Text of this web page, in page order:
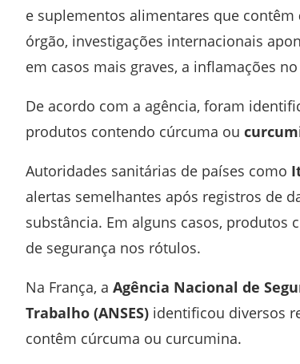
e suplementos alimentares que contêm
órgão, investigações internacionais
em casos mais graves, a inflamações
De acordo com a agência, foram
produtos contendo cúrcuma ou
Autoridades sanitárias de países como
alertas semelhantes após registros de
substância. Em alguns casos, produtos
de segurança nos rótulos.
Na França, a Agência Nacional de
Trabalho (ANSES) identificou diversos
contêm cúrcuma ou curcumina.